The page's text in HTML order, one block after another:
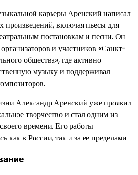
карьеры Аренский написал
включая пьесы для
постановкам и песни. Он
и участников «Санкт-
общества», где активно
музыку и поддерживал
Александр Аренский уже проявил
творчество и стал одним из
времени. Его работы
как в России, так и за ее пределами.